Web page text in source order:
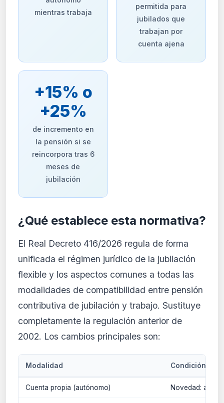
mientras trabaja
permitida para
jubilados que
trabajan por
cuenta ajena
+15% o
+25%
de incremento en
la pensión si se
reincorpora tras 6
meses de
jubilación
¿Qué establece esta normativa?
El Real Decreto 416/2026 regula de forma
unificada el régimen jurídico de la jubilación
flexible y los aspectos comunes a todas las
modalidades de compatibilidad entre pensión
contributiva de jubilación y trabajo. Sustituye
completamente la regulación anterior de
2002. Los cambios principales son:
Modalidad Condición
Cuenta propia (autónomo) Novedad: antes